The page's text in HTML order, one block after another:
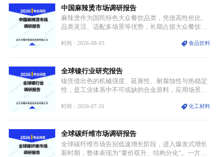
中国麻辣烫市场调研报告
麻辣烫作为国民特色大众餐饮品类，凭借高性价比、
品类灵活、适配多场景等优势，长期占据大众餐饮重
型，叠加消费需求升级、线上流量变革、新零售业态
特点，在消费、创业、政策、技术多重驱动下，依旧
具备强劲的发展活力。
时间：2026-08-03 食品饮料
全球镍行业研究报告
镍凭借出色的机械强度、延展性、耐腐蚀性与热稳定
性，是工业体系中不可或缺的合金原料，应用场景横
用价值难以被替代。依托理化优势，镍被全球主要经
型为新能源核心战略矿产，全球产业形成“印尼掌控
资源与产能、中国主导消费与技术、工艺向低碳湿法
迭代、再生镍加速补位”的全新格局。
时间：2026-07-31 化工材料
全球碳纤维市场调研报告
全球碳纤维市场告别低速增长阶段，进入爆发式增长
新时期，整体表现为“量价双升、结构分化”。一方面